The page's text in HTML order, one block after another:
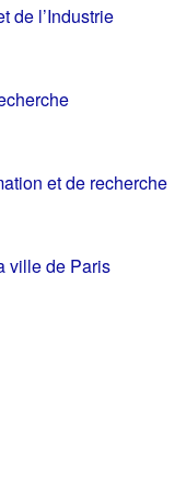
de l’Industrie
et de recherche
ville de Paris